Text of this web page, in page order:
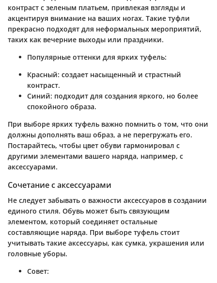
контраст с зеленым платьем, привлекая взгляды и
акцентируя внимание на ваших ногах. Такие туфли
прекрасно подходят для неформальных мероприятий,
таких как вечерние выходы или праздники.
Популярные оттенки для ярких туфель:
Красный: создает насыщенный и страстный
контраст.
Синий: подходит для создания яркого, но более
спокойного образа.
При выборе ярких туфель важно помнить о том, что они
должны дополнять ваш образ, а не перегружать его.
Постарайтесь, чтобы цвет обуви гармонировал с
другими элементами вашего наряда, например, с
аксессуарами.
Сочетание с аксессуарами
Не следует забывать о важности аксессуаров в создании
единого стиля. Обувь может быть связующим
элементом, который соединяет остальные
составляющие наряда. При выборе туфель стоит
учитывать такие аксессуары, как сумка, украшения или
головные уборы.
Совет: